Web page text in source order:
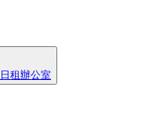
日租辦公室